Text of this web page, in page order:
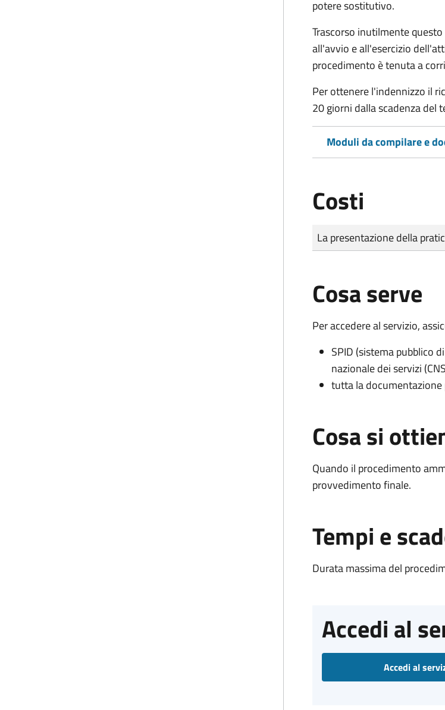
potere sostitutivo.
Trascorso inutilmente
all'avvio e all'esercizio
procedimento è tenuta a
Per ottenere l'indennizzo il
20 giorni dalla scadenza del
Moduli da compilare e
Costi
Tipo di pagamento
Importo
La presentazione della
Cosa serve
Per accedere al servizio,
SPID (sistema pubblico
nazionale dei servizi
tutta la documentazione
Cosa si
Quando il procedimento
provvedimento finale.
Tempi e
Durata massima del
Accedi al
Accedi al